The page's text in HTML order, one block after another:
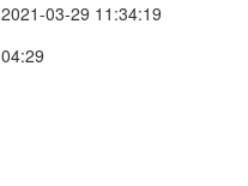
2021-03-29 11:34:19
04:29